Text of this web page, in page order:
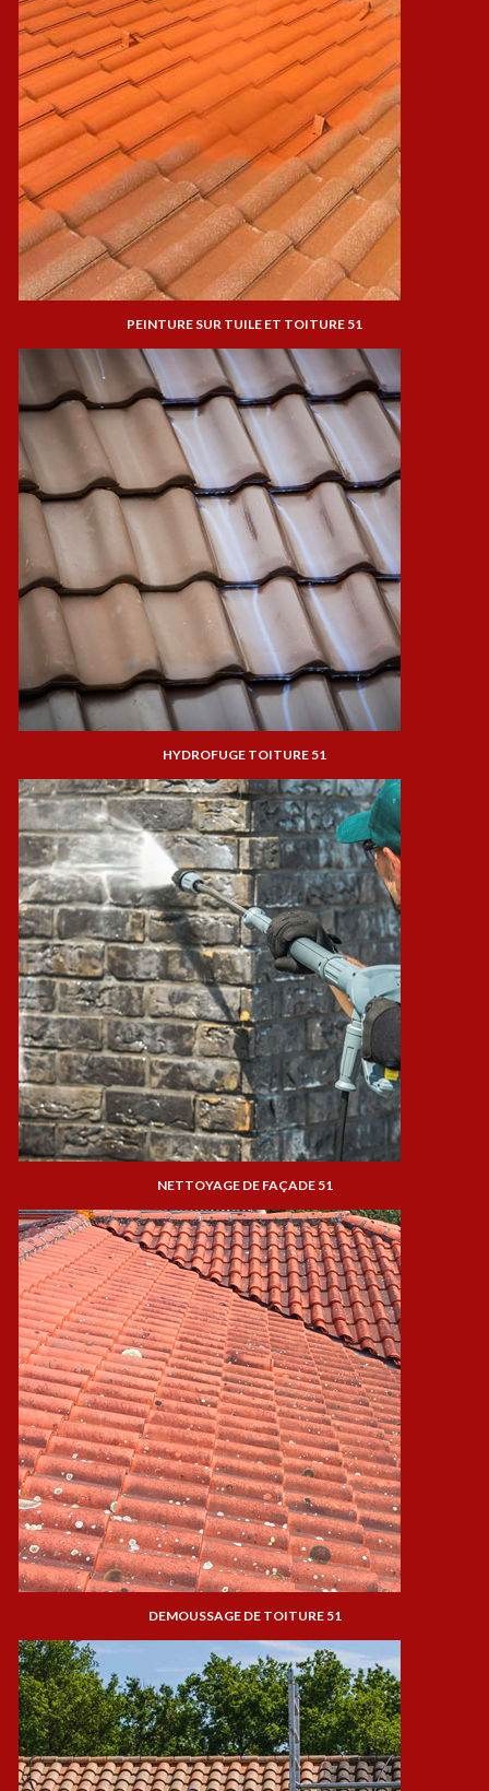
PEINTURE SUR TUILE ET TOITURE 51
HYDROFUGE TOITURE 51
NETTOYAGE DE FAÇADE 51
DEMOUSSAGE DE TOITURE 51